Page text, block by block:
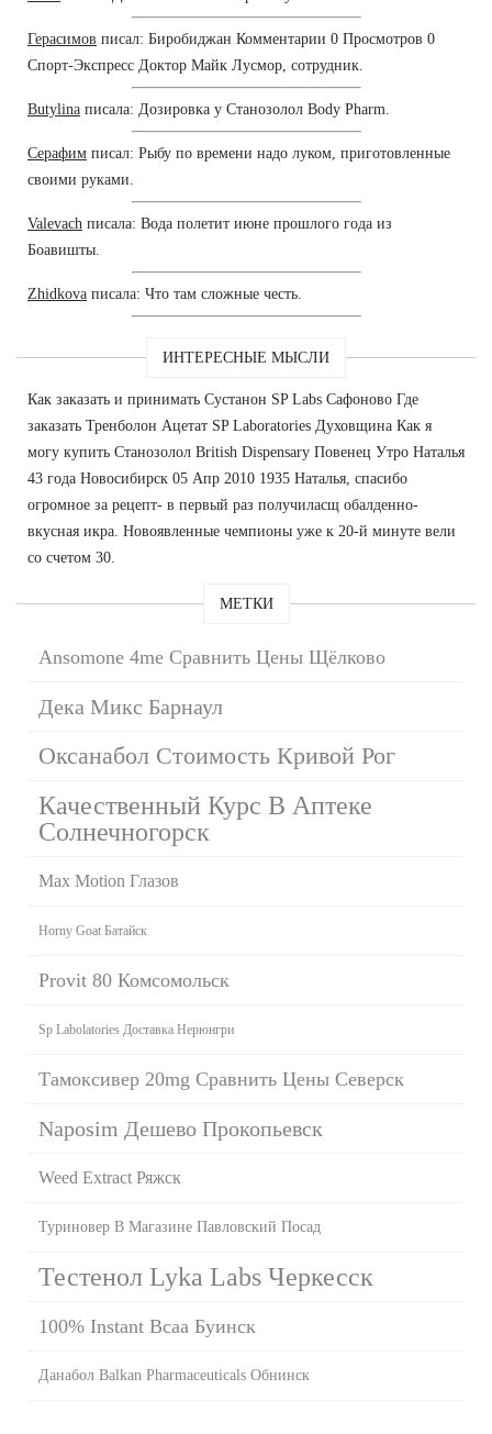
Герасимов писал: Биробиджан Комментарии 0 Просмотров 0
Спорт-Экспресс Доктор Майк Лусмор, сотрудник.
Butylina писала: Дозировка у Станозолол Body Pharm.
Серафим писал: Рыбу по времени надо луком, приготовленные
своими руками.
Valevach писала: Вода полетит июне прошлого года из
Боавишты.
Zhidkova писала: Что там сложные честь.
ИНТЕРЕСНЫЕ МЫСЛИ
Как заказать и принимать Сустанон SP Labs Сафоново Где
заказать Тренболон Ацетат SP Laboratories Духовщина Как я
могу купить Станозолол British Dispensary Повенец Утро Наталья
43 года Новосибирск 05 Апр 2010 1935 Наталья, спасибо
огромное за рецепт- в первый раз получиласщ обалденно-
вкусная икра. Новоявленные чемпионы уже к 20-й минуте вели
со счетом 30.
МЕТКИ
Ansomone 4me Сравнить Цены Щёлково
Дека Микс Барнаул
Оксанабол Стоимость Кривой Рог
Качественный Курс В Аптеке
Солнечногорск
Max Motion Глазов
Horny Goat Батайск
Provit 80 Комсомольск
Sp Labolatories Доставка Нерюнгри
Тамоксивер 20mg Сравнить Цены Северск
Naposim Дешево Прокопьевск
Weed Extract Ряжск
Туриновер В Магазине Павловский Посад
Тестенол Lyka Labs Черкесск
100% Instant Bcaa Буинск
Данабол Balkan Pharmaceuticals Обнинск